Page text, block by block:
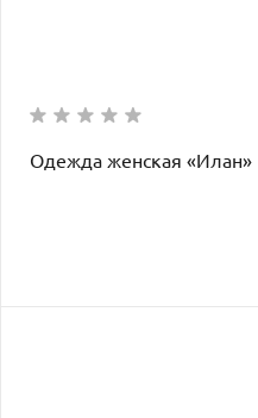
Одежда женская «Илан»